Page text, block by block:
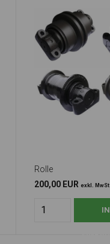
Rolle
200,00 EUR exkl. MwSt